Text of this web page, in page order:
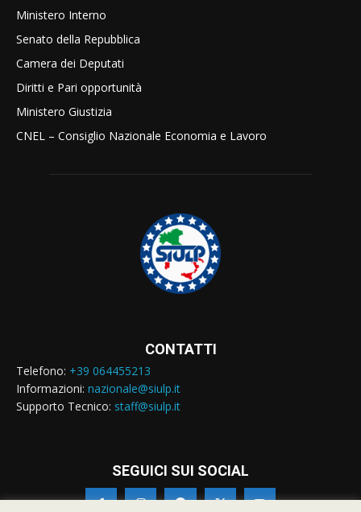
Ministero Interno
Senato della Repubblica
Camera dei Deputati
Diritti e Pari opportunità
Ministero Giustizia
CNEL – Consiglio Nazionale Economia e Lavoro
CONTATTI
Telefono: +39 064455213
Informazioni: nazionale@siulp.it
Supporto Tecnico: staff@siulp.it
SEGUICI SUI SOCIAL